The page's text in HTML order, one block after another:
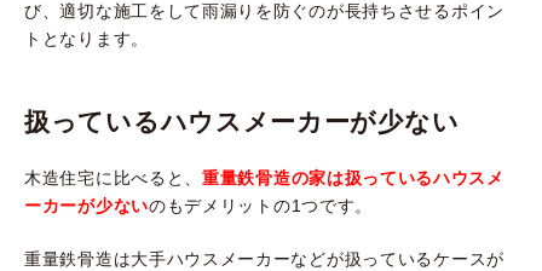
び、適切な施工をして雨漏りを防ぐのが長持ちさせるポイン
トとなります。
扱っているハウスメーカーが少ない
木造住宅に比べると、 重量鉄骨造の家は扱っているハウスメ
ーカーが少ないのもデメリットの1つです。
重量鉄骨造は大手ハウスメーカーなどが扱っているケースが